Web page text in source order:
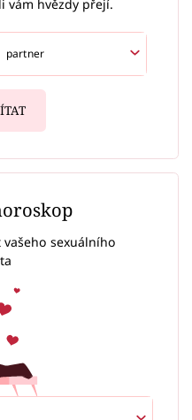
vám hvězdy přejí.
sexuálního